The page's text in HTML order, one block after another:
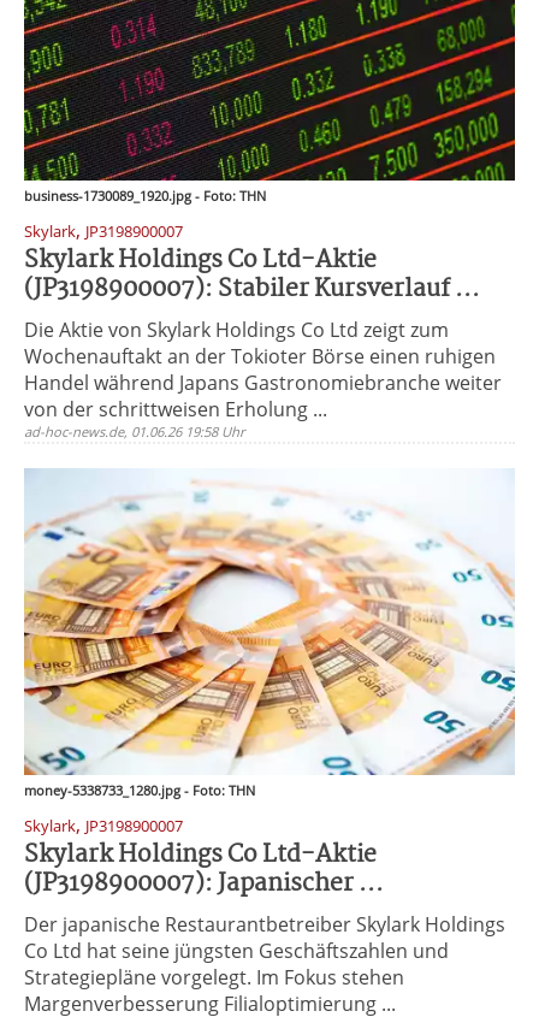
business-1730089_1920.jpg - Foto: THN
Skylark, JP3198900007
Skylark Holdings Co Ltd-Aktie
(JP3198900007): Stabiler Kursverlauf ...
Die Aktie von Skylark Holdings Co Ltd zeigt zum
Wochenauftakt an der Tokioter Börse einen ruhigen
Handel während Japans Gastronomiebranche weiter
von der schrittweisen Erholung ...
ad-hoc-news.de, 01.06.26 19:58 Uhr
money-5338733_1280.jpg - Foto: THN
Skylark, JP3198900007
Skylark Holdings Co Ltd-Aktie
(JP3198900007): Japanischer ...
Der japanische Restaurantbetreiber Skylark Holdings
Co Ltd hat seine jüngsten Geschäftszahlen und
Strategiepläne vorgelegt. Im Fokus stehen
Margenverbesserung Filialoptimierung ...